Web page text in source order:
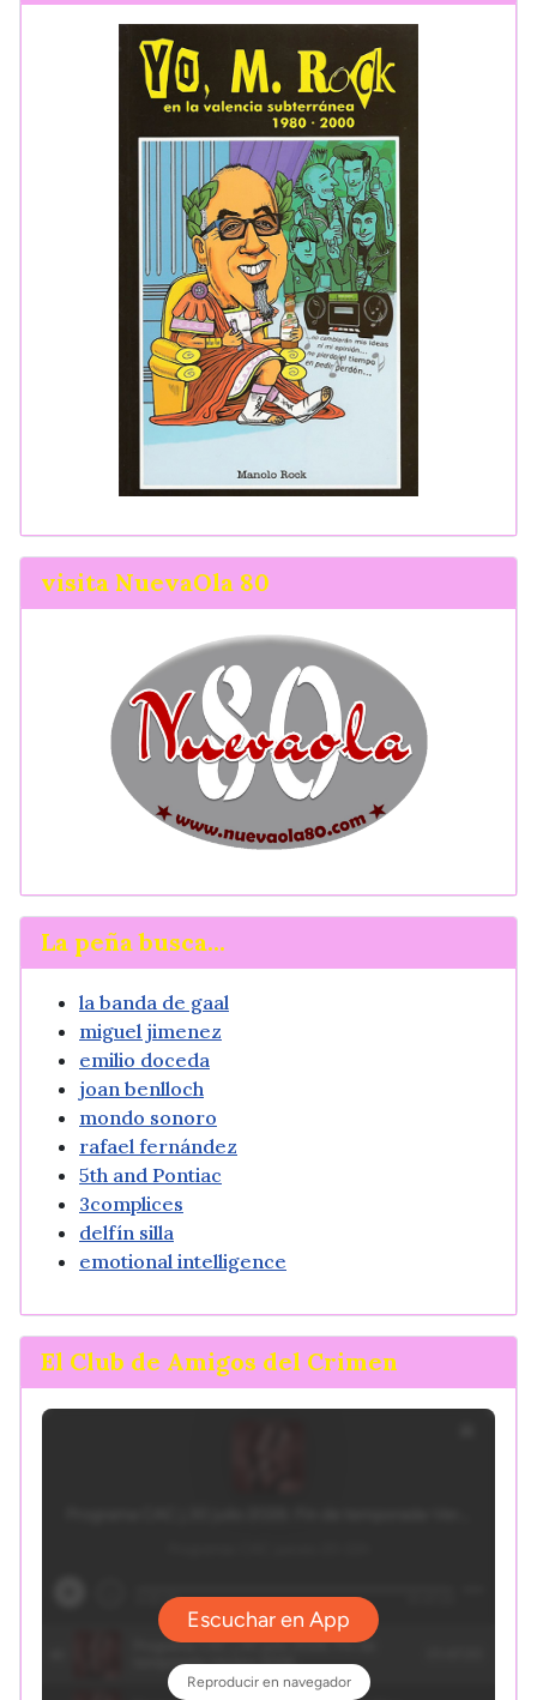
visita NuevaOla 80
La peña busca...
la banda de gaal
miguel jimenez
emilio doceda
joan benlloch
mondo sonoro
rafael fernández
5th and Pontiac
3complices
delfín silla
emotional intelligence
El Club de Amigos del Crimen